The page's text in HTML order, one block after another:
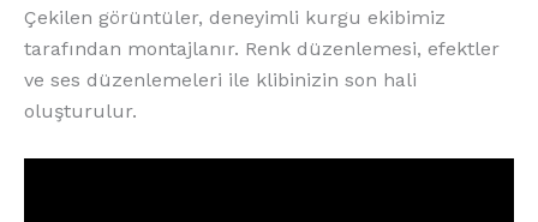
Çekilen görüntüler, deneyimli kurgu ekibimiz
tarafından montajlanır. Renk düzenlemesi, efektler
ve ses düzenlemeleri ile klibinizin son hali
oluşturulur.